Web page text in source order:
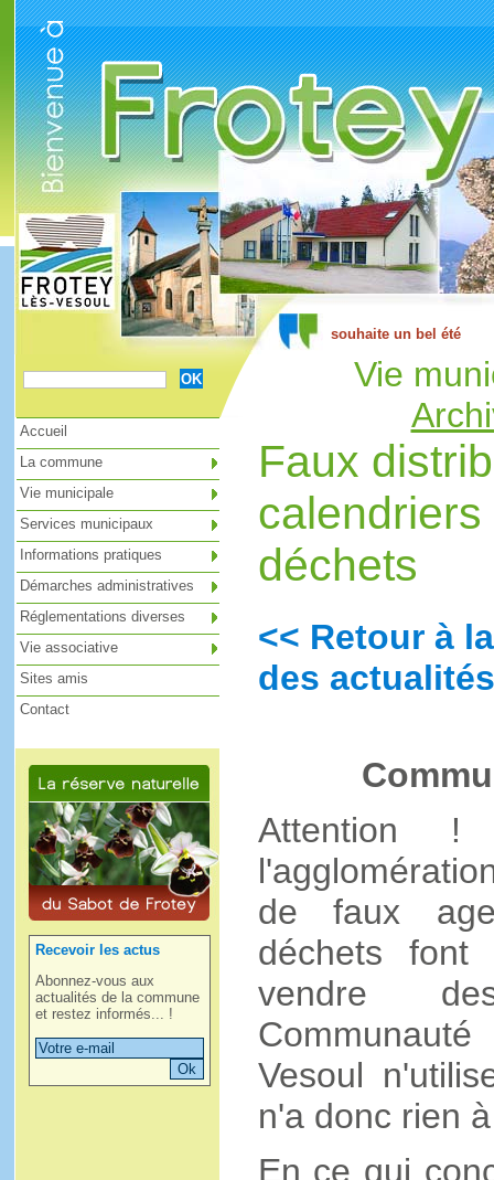
Recevoir les actus
Abonnez-vous aux
actualités de la commune
et restez informés... !
Vie
Faux
déchets
<< Retour à
des
Attention
de faux
déchets font
vendre
Vesoul
n'a donc rien
En ce qui
Accueil
La commune
Vie municipale
Services municipaux
Informations pratiques
Démarches administratives
Réglementations diverses
Vie associative
Sites amis
Contact
Cookies management panel